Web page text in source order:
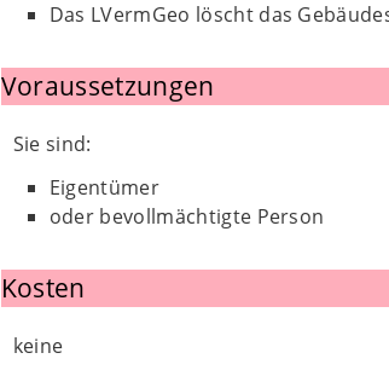
Das LVermGeo löscht das
Voraussetzungen
Sie sind:
Eigentümer
oder bevollmächtigte Person
Kosten
keine